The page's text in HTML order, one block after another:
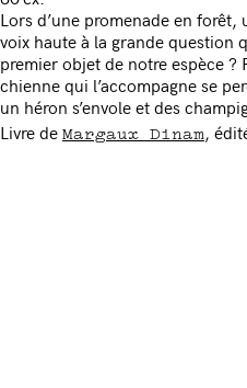
Lors d’une promenade en
voix haute à la grande question
premier objet de notre espèce ?
chienne qui l’accompagne se
un héron s’envole et des
Livre de Margaux Dinam,